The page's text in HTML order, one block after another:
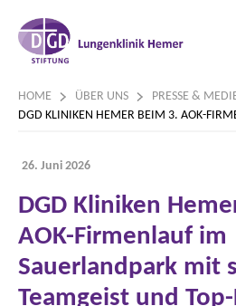
HOME ÜBER UNS PRESSE &
DGD KLINIKEN HEMER BEIM 3. AOK-
26. Juni 2026
DGD Kliniken
AOK-Firmenlauf im
Sauerlandpark mit
Teamgeist und